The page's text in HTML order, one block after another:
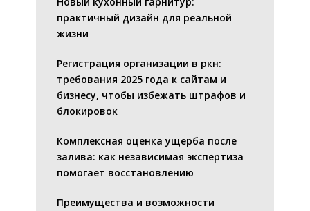
практичный дизайн для реальной
жизни
Регистрация организации в ркн:
требования 2025 года к сайтам и
бизнесу, чтобы избежать штрафов и
блокировок
Комплексная оценка ущерба после
залива: как независимая экспертиза
помогает восстановлению
Преимущества и возможности